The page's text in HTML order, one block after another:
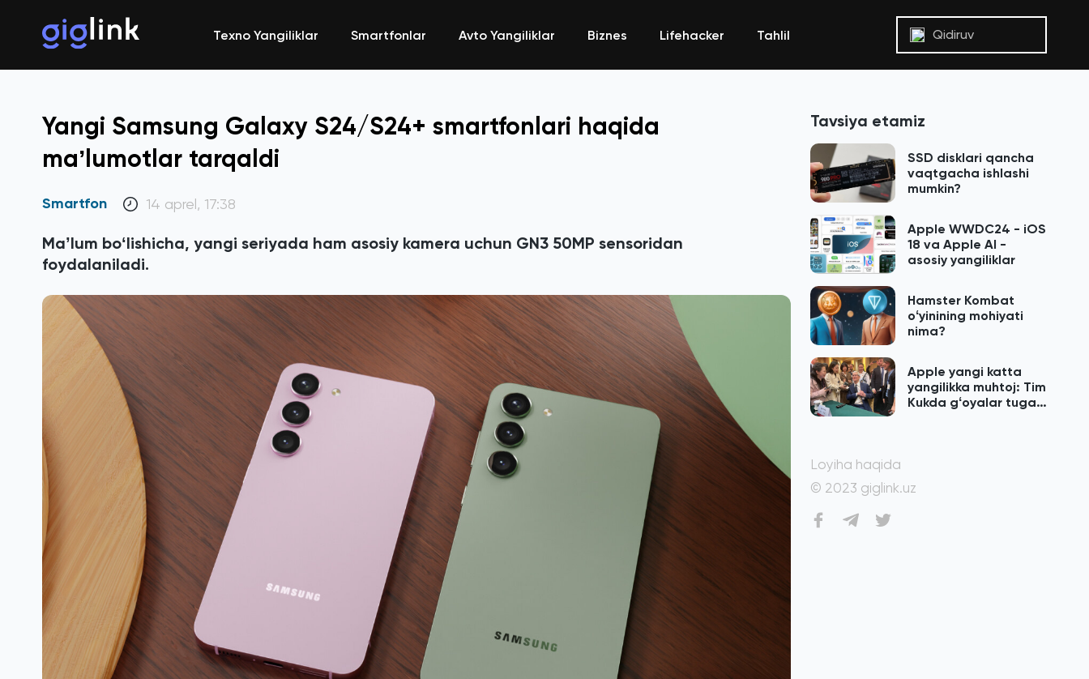
Texno Yangiliklar Smartfonlar Avto Yangiliklar Biznes Lifehacker Tahlil Qidiruv
Yangi Samsung Galaxy S24/S24+ smartfonlari haqida
maʼlumotlar tarqaldi
Smartfon 14 aprel, 17:38
Maʼlum boʻlishicha, yangi seriyada ham asosiy kamera uchun GN3 50MP sensoridan
foydalaniladi.
Tavsiya etamiz
SSD disklari qancha
vaqtgacha ishlashi
mumkin?
Apple WWDC24 - iOS
18 va Apple AI -
asosiy yangiliklar
Hamster Kombat
oʻyinining mohiyati
nima?
Apple yangi katta
yangilikka muhtoj: Tim
Kukda gʻoyalar tugab
Loyiha haqida
© 2023 giglink.uz